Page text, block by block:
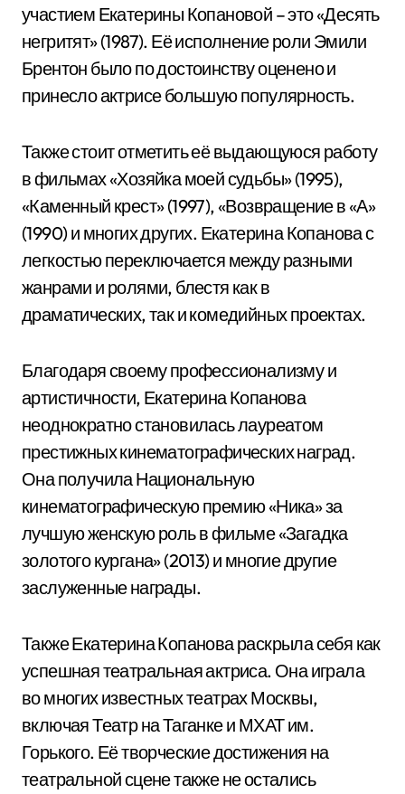
участием Екатерины Копановой – это «Десять
негритят» (1987). Её исполнение роли Эмили
Брентон было по достоинству оценено и
принесло актрисе большую популярность.
Также стоит отметить её выдающуюся работу
в фильмах «Хозяйка моей судьбы» (1995),
«Каменный крест» (1997), «Возвращение в «А»
(1990) и многих других. Екатерина Копанова с
легкостью переключается между разными
жанрами и ролями, блестя как в
драматических, так и комедийных проектах.
Благодаря своему профессионализму и
артистичности, Екатерина Копанова
неоднократно становилась лауреатом
престижных кинематографических наград.
Она получила Национальную
кинематографическую премию «Ника» за
лучшую женскую роль в фильме «Загадка
золотого кургана» (2013) и многие другие
заслуженные награды.
Также Екатерина Копанова раскрыла себя как
успешная театральная актриса. Она играла
во многих известных театрах Москвы,
включая Театр на Таганке и МХАТ им.
Горького. Её творческие достижения на
театральной сцене также не остались